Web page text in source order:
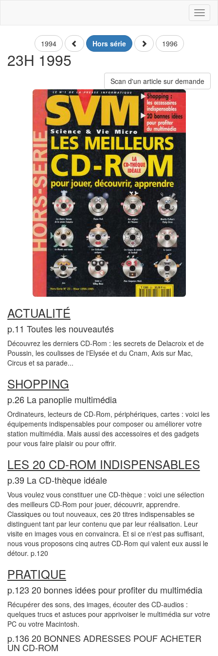
1994 Hors série 1996
23H 1995
Scan d'un article sur demande
ACTUALITÉ
p.11 Toutes les nouveautés
Découvrez les derniers CD-Rom : les secrets de Delacroix et de
Poussin, les coulisses de l'Elysée et du Cnam, Axis sur Mac,
Circus et sa parade...
SHOPPING
p.26 La panoplie multimédia
Ordinateurs, lecteurs de CD-Rom, périphériques, cartes : voici les
équipements indispensables pour composer ou améliorer votre
station multimédia. Mais aussi des accessoires et des gadgets
pour vous faire plaisir ou pour offrir.
LES 20 CD-ROM INDISPENSABLES
p.39 La CD-thèque idéale
Vous voulez vous constituer une CD-thèque : voici une sélection
des meilleurs CD-Rom pour jouer, découvrir, apprendre.
Classiques ou tout nouveaux, ces 20 titres indispensables se
distinguent tant par leur contenu que par leur réalisation. Leur
visite en images vous en convaincra. Et si ce n'est pas suffisant,
nous vous proposons cinq autres CD-Rom qui valent eux aussi le
détour. p.120
PRATIQUE
p.123 20 bonnes idées pour profiter du multimédia
Récupérer des sons, des images, écouter des CD-audios :
quelques trucs et astuces pour apprivoiser le multimédia sur votre
PC ou votre Macintosh.
p.136 20 BONNES ADRESSES POUF ACHETER
UN CD-ROM